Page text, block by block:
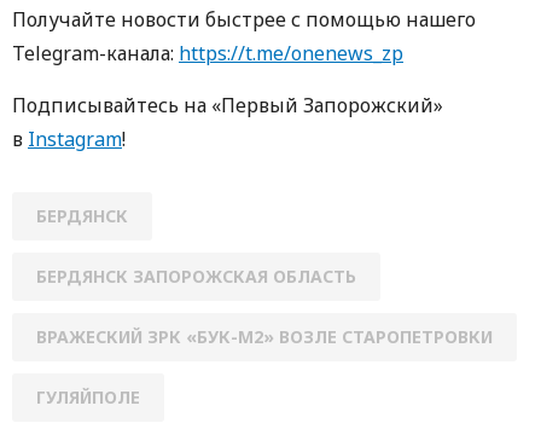
Получайте новости быстрее с помощью нашего
Telegram-канала: https://t.me/onenews_zp
Подписывайтесь на «Первый Запорожский»
в Instagram!
БЕРДЯНСК
БЕРДЯНСК ЗАПОРОЖСКАЯ ОБЛАСТЬ
ВРАЖЕСКИЙ ЗРК «БУК-М2» ВОЗЛЕ СТАРОПЕТРОВКИ
ГУЛЯЙПОЛЕ